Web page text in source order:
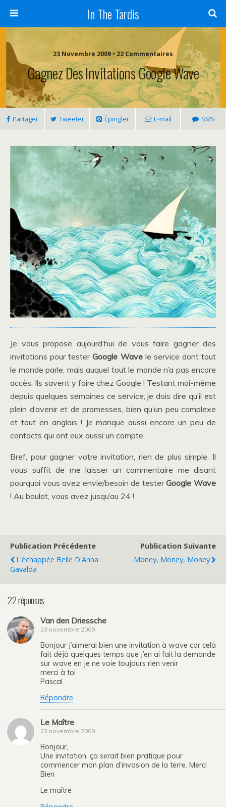
In The Tardis
23 Novembre 2009 • 22 Commentaires
Gagnez Des Invitations Google Wave
Partager Tweeter Épingler E-mail SMS
Je vous propose aujourd’hui de vous faire gagner des
invitations pour testerGoogle Wavele service dont tout
le monde parle, mais auquel tout le monde n’a pas encore
accès. Ils savent y faire chez Google ! Testant moi-même
depuis quelques semaines ce service, je dois dire qu’il est
plein d’avenir et de promesses, bien qu’un peu complexe
et tout en anglais ! Je manque aussi encore un peu de
contacts qui ont eux aussi un compte.
Bref, pour gagner votre invitation, rien de plus simple. Il
vous suffit de me laisser un commentaire me disant
pourquoi vous avez envie/besoin de testerGoogle Wave
! Au boulot, vous avez jusqu’au 24 !
Publication Précédente
L'échappée Belle D'Anna
Gavalda
Publication Suivante
Money, Money, Money
22 réponses
Van den Driessche
23 novembre 2009
Bonjour j’aimerai bien une invitation à wave car celà
fait déjà quelques temps que j’en ai fait la demande
sur wave en je ne voie toujours rien venir
merci à toi
Pascal
Répondre
Le Maître
23 novembre 2009
Bonjour,
Une invitation, ça serait bien pratique pour
commencer mon plan d’invasion de la terre. Merci
Bien
Le maître